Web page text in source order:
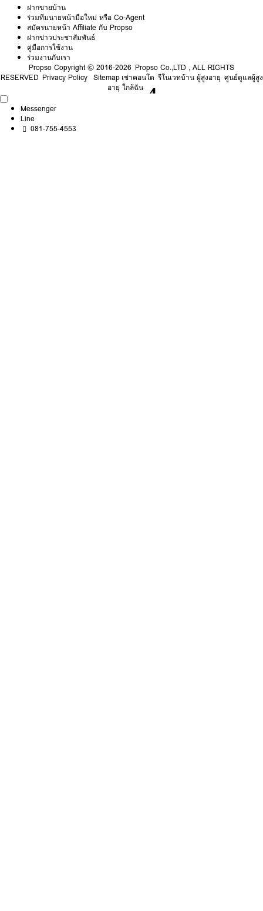
ฝากขายบ้าน
ร่วมทีมนายหน้ามือใหม่ หรือ Co-Agent
สมัครนายหน้า Affiliate กับ Propso
ฝากข่าวประชาสัมพันธ์
คู่มือการใช้งาน
ร่วมงานกับเรา
Propso Copyright © 2016-2026 Propso Co.,LTD , ALL RIGHTS
RESERVED Privacy Policy Sitemap เช่าคอนโด รีโนเวทบ้าน ผู้สูงอายุ ศูนย์ดูแลผู้สูง
อายุ ใกล้ฉัน
Messenger
Line
081-755-4553